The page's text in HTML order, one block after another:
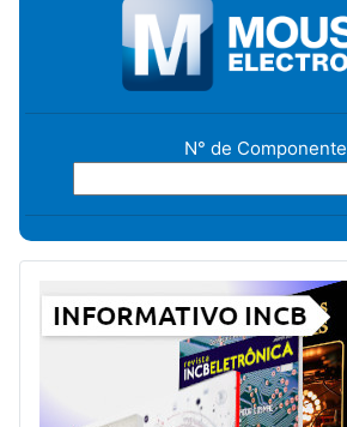
N° de Componente